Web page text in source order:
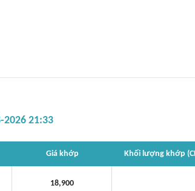
2026 21:33
Giá khớp Khối lượng khớp
18,900